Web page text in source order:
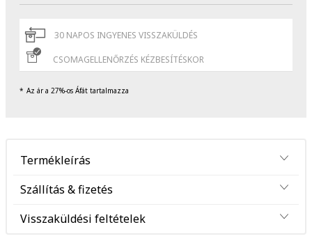
30 NAPOS INGYENES VISSZAKÜLDÉS
CSOMAGELLENŐRZÉS KÉZBESÍTÉSKOR
Az ár a 27%-os Áfát tartalmazza
Termékleírás
Szállítás & fizetés
Visszaküldési feltételek